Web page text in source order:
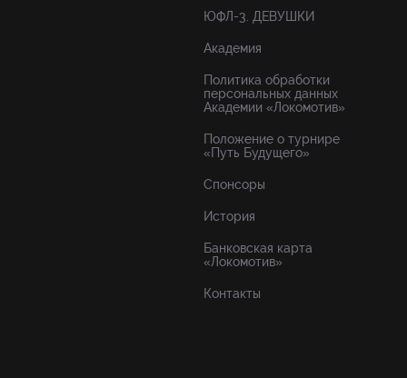
ЮФЛ-3. ДЕВУШКИ
Академия
Политика обработки
персональных данных
Академии «Локомотив»
Положение о турнире
«Путь Будущего»
Спонсоры
История
Банковская карта
«Локомотив»
Контакты